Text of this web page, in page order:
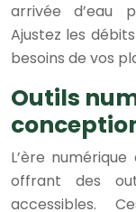
arrivée d’eau
Ajustez les
besoins de vos
Outils
L’ère
offrant des
accessibles.